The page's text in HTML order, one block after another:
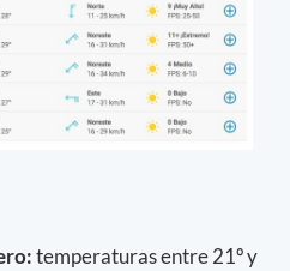
temperaturas entre 21º y